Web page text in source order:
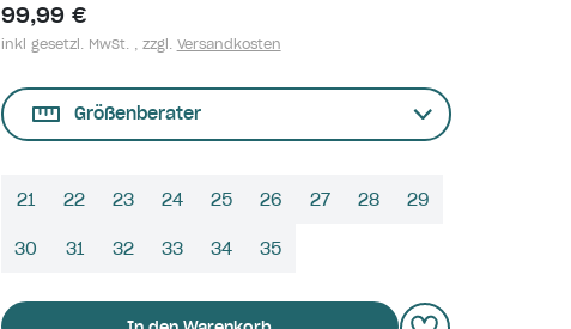
99,99 €
inkl gesetzl. MwSt. , zzgl. Versandkosten
Größenberater
21 22 23 24 25 26 27 28 29
30 31 32 33 34 35